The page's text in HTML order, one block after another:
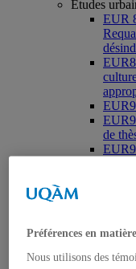
Études
EUR
de
Histoire de
Préférences en
Nous utilisons des